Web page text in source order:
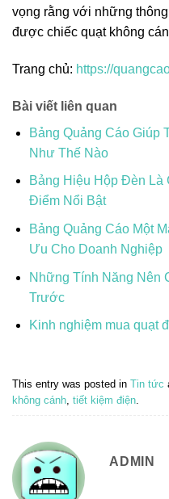
vọng rằng với những
được chiếc quạt không
Trang chủ: https://
Bài viết liên quan
Bảng Quảng Cáo Giúp
Như Thế Nào
Bảng Hiệu Hộp Đèn
Điểm Nổi Bật
Bảng Quảng Cáo Một
Ưu Cho Doanh Nghiệp
Những Tính Năng Nên
Trước
Kinh nghiệm mua quạt
This entry was posted in Tin tức
không cánh, tiết kiệm điện.
ADMIN